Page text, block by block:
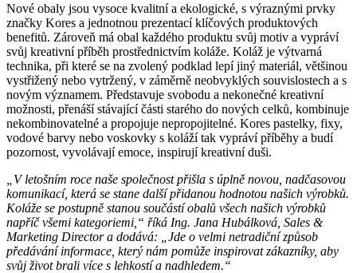
Nové obaly jsou vysoce kvalitní a ekologické, s výraznými prvky
značky Kores a jednotnou prezentací klíčových produktových
benefitů. Zároveň má obal každého produktu svůj motiv a vypráví
svůj kreativní příběh prostřednictvím koláže. Koláž je výtvarná
technika, při které se na zvolený podklad lepí jiný materiál, většinou
vystřižený nebo vytržený, v záměrně neobvyklých souvislostech a s
novým významem. Představuje svobodu a nekonečné kreativní
možnosti, přenáší stávající části starého do nových celků, kombinuje
nekombinovatelné a propojuje nepropojitelné. Kores pastelky, fixy,
vodové barvy nebo voskovky s koláží tak vypráví příběhy a budí
pozornost, vyvolávají emoce, inspirují kreativní duši.
„V letošním roce naše společnost přišla s úplně novou, nadčasovou
komunikací, která se stane další přidanou hodnotou našich výrobků.
Koláže se postupně stanou součástí obalů všech našich výrobků
napříč všemi kategoriemi,“ říká Ing. Jana Hubálková, Sales &
Marketing Director a dodává: „Jde o velmi netradiční způsob
předávání informace, který nám pomůže inspirovat zákazníky, aby
svůj život brali více s lehkostí a nadhledem.“